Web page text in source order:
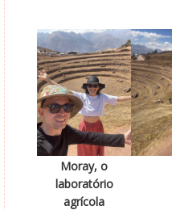
Moray, o
laboratório
agrícola